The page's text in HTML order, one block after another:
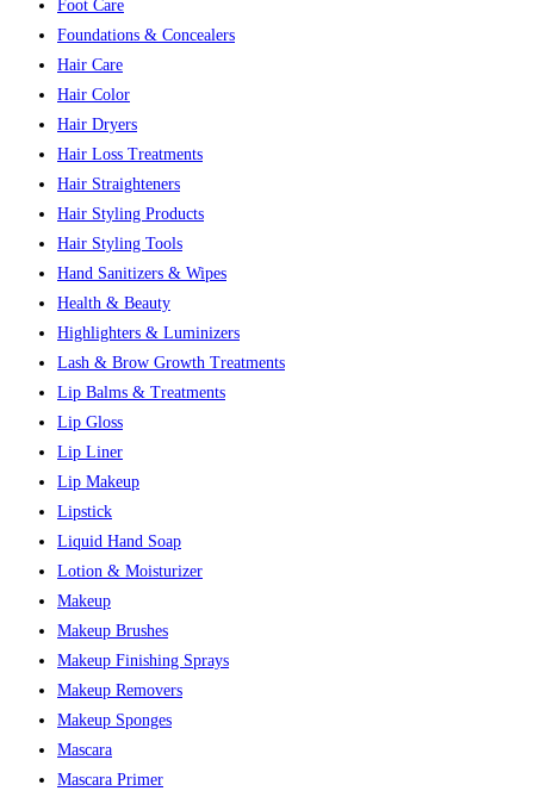
Foot Care
Foundations & Concealers
Hair Care
Hair Color
Hair Dryers
Hair Loss Treatments
Hair Straighteners
Hair Styling Products
Hair Styling Tools
Hand Sanitizers & Wipes
Health & Beauty
Highlighters & Luminizers
Lash & Brow Growth Treatments
Lip Balms & Treatments
Lip Gloss
Lip Liner
Lip Makeup
Lipstick
Liquid Hand Soap
Lotion & Moisturizer
Makeup
Makeup Brushes
Makeup Finishing Sprays
Makeup Removers
Makeup Sponges
Mascara
Mascara Primer